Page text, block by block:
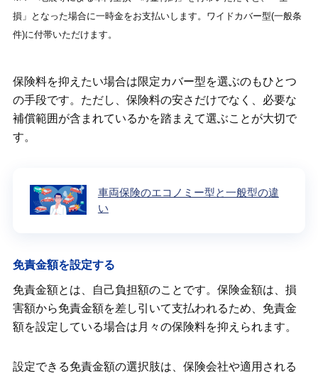
損」となった場合に一時金をお支払いします。ワイドカバー型(一般条
件)に付帯いただけます。
保険料を抑えたい場合は限定カバー型を選ぶのもひとつ
の手段です。ただし、保険料の安さだけでなく、必要な
補償範囲が含まれているかを踏まえて選ぶことが大切で
す。
車両保険のエコノミー型と一般型の違
い
免責金額を設定する
免責金額とは、自己負担額のことです。保険金額は、損
害額から免責金額を差し引いて支払われるため、免責金
額を設定している場合は月々の保険料を抑えられます。
設定できる免責金額の選択肢は、保険会社や適用される